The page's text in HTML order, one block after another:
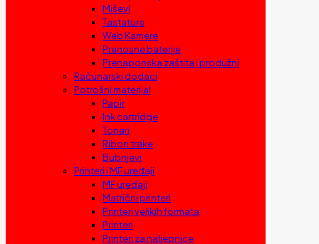
Miševi
Tastature
Web Kamere
Prenosne baterije
Prenaponska zaštita i produžni
Računarski dodaci
Potrošni materijal
Papir
Ink cartridge
Toneri
Ribon trake
Bubnjevi
Printeri i MF uređaji
MF uređaji
Matrični printeri
Printeri velikih formata
Printeri
Printeri za naljepnice